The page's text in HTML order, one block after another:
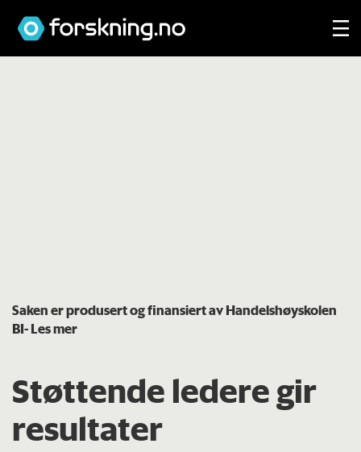
Saken er produsert og finansiert av Handelshøyskolen
BI- Les mer
Støttende ledere gir
resultater